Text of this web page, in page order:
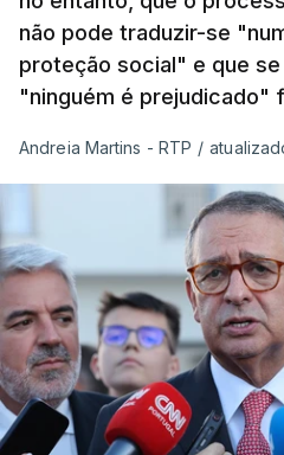
não pode traduzir-se
proteção social" e que
"ninguém é prejudicado"
Andreia Martins - RTP /